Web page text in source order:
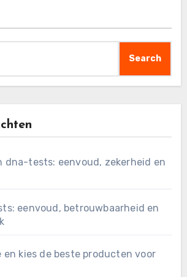
Search
dna-tests: eenvoud, zekerheid en
eenvoud, betrouwbaarheid en
en kies de beste producten voor